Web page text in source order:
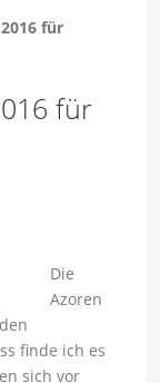
für
für
Die
Azoren
finde ich es
sich vor